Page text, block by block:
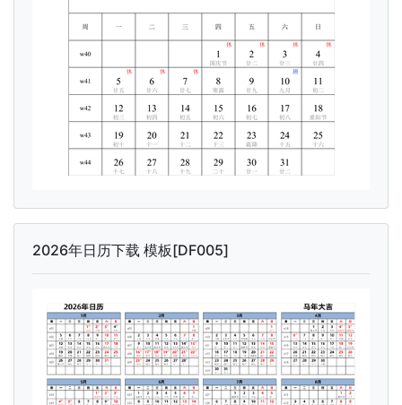
2026年日历下载 模板[DF005]